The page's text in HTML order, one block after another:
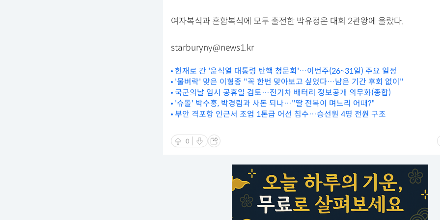
여자복식과 혼합복식에 모두 출전한 박유정은 대회 2관왕에 올랐다.
starburyny@news1.kr
헌재로 간 '윤석열 대통령 탄핵 청문회'…이번주(26~31일) 주요 일정
'물벼락' 맞은 이형종 "꼭 한번 맞아보고 싶었다…남은 기간 후회 없이"
국군의날 임시 공휴일 검토…전기차 배터리 정보공개 의무화(종합)
'슈돌' 박수홍, 박경림과 사돈 되나…"딸 전복이 며느리 어때?"
부안 격포항 인근서 조업 1톤급 어선 침수…승선원 4명 전원 구조
0